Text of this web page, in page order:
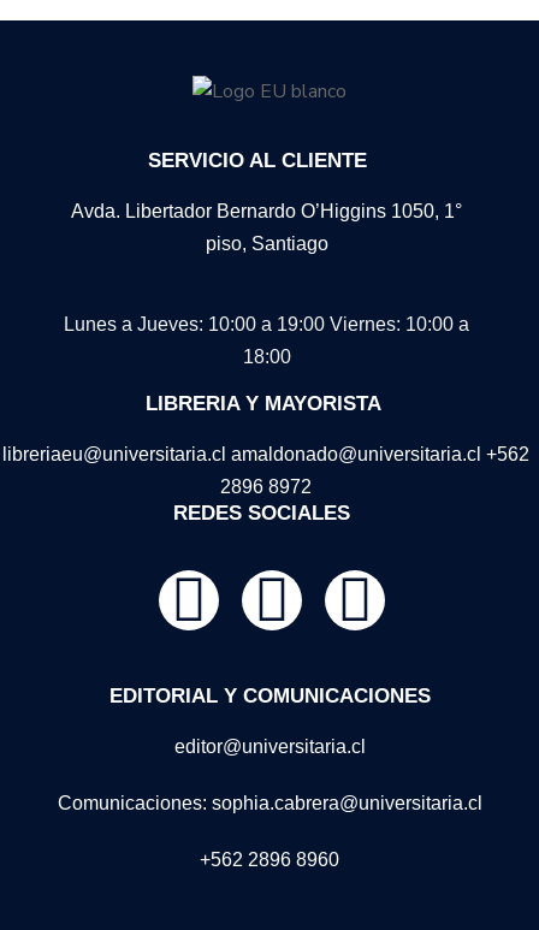
SERVICIO AL CLIENTE
Avda. Libertador Bernardo O’Higgins 1050, 1°
piso, Santiago
Lunes a Jueves: 10:00 a 19:00 Viernes: 10:00 a
18:00
LIBRERIA Y MAYORISTA
libreriaeu@universitaria.cl amaldonado@universitaria.cl +562
2896 8972
REDES SOCIALES
EDITORIAL Y COMUNICACIONES
editor@universitaria.cl
Comunicaciones: sophia.cabrera@universitaria.cl
+562 2896 8960